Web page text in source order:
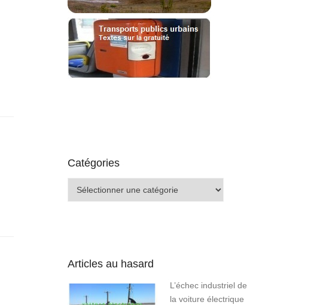
Catégories
Articles au hasard
L’échec industriel de
la voiture électrique